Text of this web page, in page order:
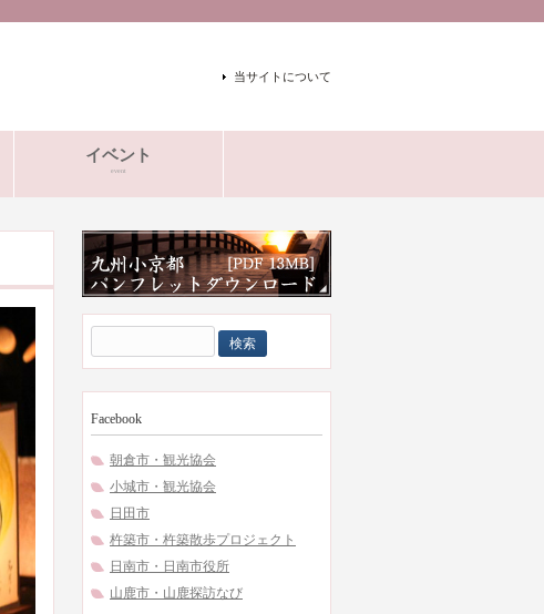
当サイトについて
イベント
event
索:
Facebook
朝倉市・観光協会
小城市・観光協会
日田市
杵築市・杵築散歩プロジェクト
日南市・日南市役所
山鹿市・山鹿探訪なび